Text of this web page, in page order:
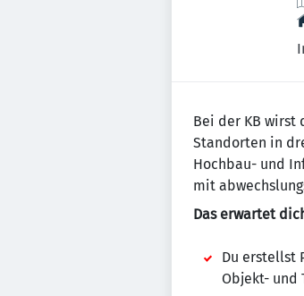
Bei der KB wirst
Standorten in
Hochbau- und
mit
Das erwartet
Du erstellst
Objekt- und